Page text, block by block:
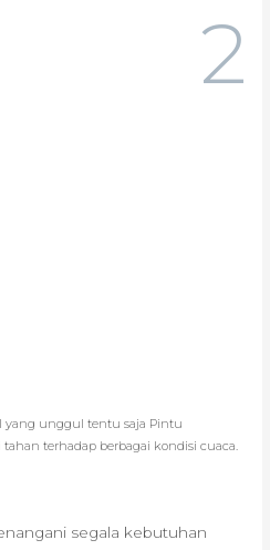
2
yang unggul tentu saja Pintu
terhadap berbagai kondisi cuaca.
segala kebutuhan